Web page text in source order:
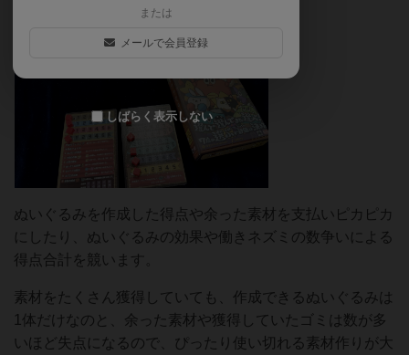
ぬいぐるみを作成した得点や余った素材を支払いピカピカ
にしたり、ぬいぐるみの効果や働きネズミの数争いによる
得点合計を競います。
素材をたくさん獲得していても、作成できるぬいぐるみは
1体だけなのと、余った素材や獲得していたゴミは数が多
いほど失点になるので、ぴったり使い切れる素材作りが大
または
メールで会員登録
しばらく表示しない